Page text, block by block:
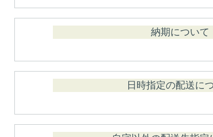
納期について
日時指定の配送に